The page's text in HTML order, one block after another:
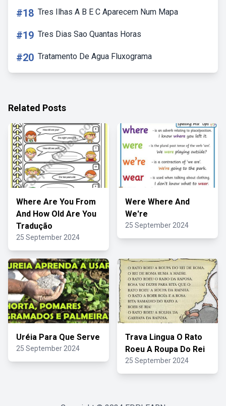
#18 Tres Ilhas A B E C Aparecem Num Mapa
#19 Tres Dias Sao Quantas Horas
#20 Tratamento De Agua Fluxograma
Related Posts
Where Are You From
And How Old Are You
Tradução
25 September 2024
Were Where And
We're
25 September 2024
Uréia Para Que Serve
25 September 2024
Trava Lingua O Rato
Roeu A Roupa Do Rei
25 September 2024